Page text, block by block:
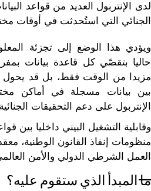
لدى الإنتربول العديد من قواعد
الجنائي التي استُحدثت في أوقات
ويؤدي هذا الوضع إلى تجزئة
حاليا بتقصّي كل قاعدة بيانات
مزيدا من الوقت فقط، بل قد
بين بيانات مسجلة في أماكن
الإنتربول على دعم التحقيقات
وقابلية التشغيل البيني داخليا بين
منظومات إنفاذ القانون الوطنية،
العمل الشرطي الدولي والأمن
ما المبدأ الذي ستقوم عليه؟